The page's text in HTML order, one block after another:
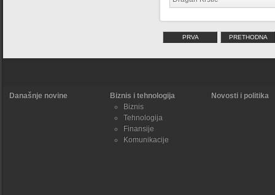
PRVA PRETHODNA
Današnje novine
Biznis i tehnologija
Biznis
Tehnologija
Finansije
Komunikacije
Novosti i politika